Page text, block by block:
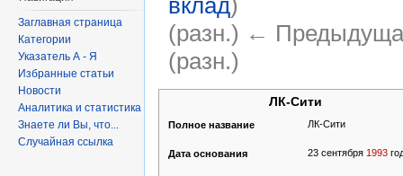
(разн.) ←
(разн.)
ЛК-Сити
Полное название ЛК-Сити
Дата основания 23 сентября 1993
Заглавная страница
Категории
Указатель А - Я
Избранные статьи
Новости
Аналитика и статистика
Знаете ли Вы, что...
Случайная ссылка